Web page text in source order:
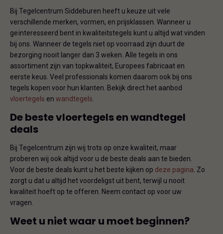
Bij Tegelcentrum Siddeburen heeft u keuze uit vele
verschillende merken, vormen, en prijsklassen. Wanneer u
geïnteresseerd bent in kwaliteitstegels kunt u altijd wat vinden
bij ons. Wanneer de tegels niet op voorraad zijn duurt de
bezorging nooit langer dan 3 weken. Alle tegels in ons
assortiment zijn van topkwaliteit, Europees fabricaat en
eerste keus. Veel professionals komen daarom ook bij ons
tegels kopen voor hun klanten. Bekijk direct het aanbod
vloertegels en wandtegels
De beste vloertegels en wandtegel
deals
Bij Tegelcentrum zijn wij trots op onze kwaliteit, maar
proberen wij ook altijd voor u de beste deals aan te bieden.
Voor de beste deals kunt u het beste kijken op deze pagina . Zo
zorgt u dat u altijd het voordeligst uit bent, terwijl u nooit
kwaliteit hoeft op te offeren. Neem contact op voor uw
vragen.
Weet u niet waar u moet beginnen?